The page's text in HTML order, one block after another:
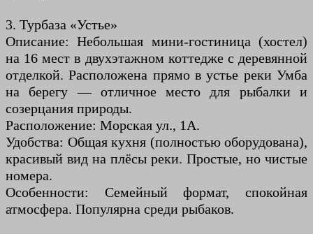
3. Турбаза «Устье»
Описание: Небольшая мини-гостиница (хостел)
на 16 мест в двухэтажном коттедже с деревянной
отделкой. Расположена прямо в устье реки Умба
на берегу — отличное место для рыбалки и
созерцания природы.
Расположение: Морская ул., 1А.
Удобства: Общая кухня (полностью оборудована),
красивый вид на плёсы реки. Простые, но чистые
номера.
Особенности: Семейный формат, спокойная
атмосфера. Популярна среди рыбаков.